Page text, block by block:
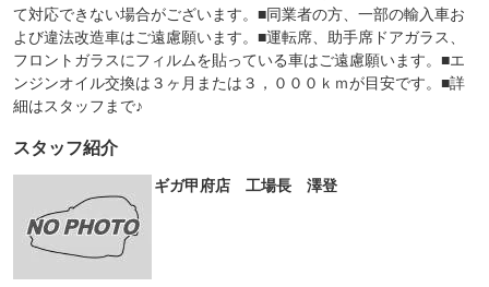
て対応できない場合がございます。■同業者の方、一部の輸入車お
よび違法改造車はご遠慮願います。■運転席、助手席ドアガラス、
フロントガラスにフィルムを貼っている車はご遠慮願います。■エ
ンジンオイル交換は３ヶ月または３，０００ｋｍが目安です。■詳
細はスタッフまで♪
スタッフ紹介
ギガ甲府店 工場長 澤登